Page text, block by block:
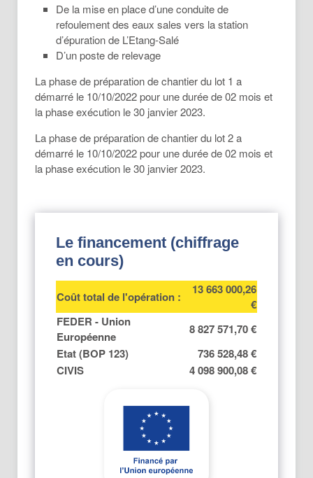
De la mise en place d’une conduite de
refoulement des eaux sales vers la station
d’épuration de L’Etang-Salé
D’un poste de relevage
La phase de préparation de chantier du lot 1 a
démarré le 10/10/2022 pour une durée de 02 mois et
la phase exécution le 30 janvier 2023.
La phase de préparation de chantier du lot 2 a
démarré le 10/10/2022 pour une durée de 02 mois et
la phase exécution le 30 janvier 2023.
Le financement (chiffrage
en cours)
Coût total de l'opération :
13 663 000,26
€
FEDER - Union
Européenne
8 827 571,70 €
Etat (BOP 123)
736 528,48 €
CIVIS
4 098 900,08 €